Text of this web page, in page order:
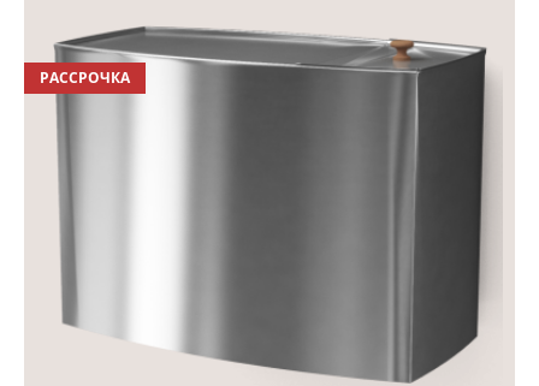
РАССРОЧКА